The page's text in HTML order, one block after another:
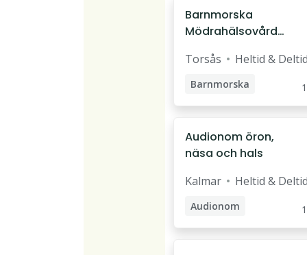
Barnmorska
Mödrahälsovårde
Torsås Heltid &
Barnmorska
Audionom öron,
näsa och hals
Kalmar Heltid &
Audionom